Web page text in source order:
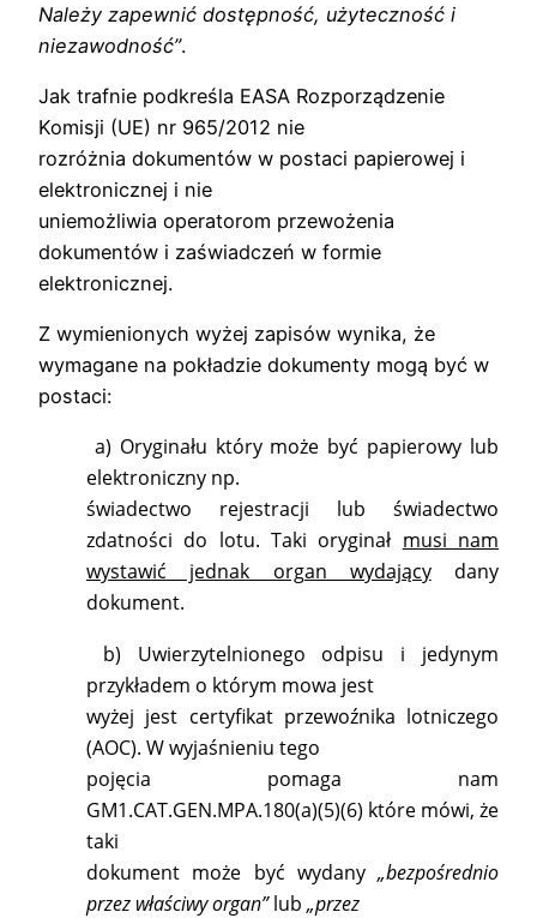
Należy zapewnić dostępność, użyteczność i
niezawodność”.
Jak trafnie podkreśla EASA Rozporządzenie
Komisji (UE) nr 965/2012 nie
rozróżnia dokumentów w postaci papierowej i
elektronicznej i nie
uniemożliwia operatorom przewożenia
dokumentów i zaświadczeń w formie
elektronicznej.
Z wymienionych wyżej zapisów wynika, że
wymagane na pokładzie dokumenty mogą być w
postaci:
a) Oryginału który może być papierowy lub
elektroniczny np.
świadectwo rejestracji lub świadectwo
zdatności do lotu. Taki oryginał musi nam
wystawić jednak organ wydającydany
dokument.
b) Uwierzytelnionego odpisu i jedynym
przykładem o którym mowa jest
wyżej jest certyfikat przewoźnika lotniczego
(AOC). W wyjaśnieniu tego
pojęcia pomaga nam
GM1.CAT.GEN.MPA.180(a)(5)(6) które mówi, że
taki
dokument może być wydany „bezpośrednio
przez właściwy organ”lub „przez